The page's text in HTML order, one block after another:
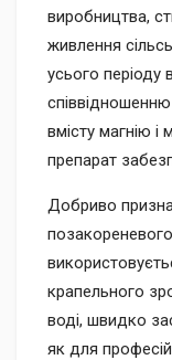
виробництва,
живлення
усього періоду
вмісту магнію і
препарат
Добриво
крапельного
воді, швидко
як для